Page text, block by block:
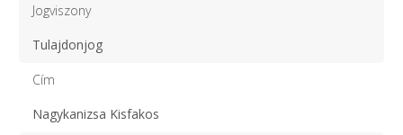
Jogviszony
Tulajdonjog
Cím
Nagykanizsa Kisfakos